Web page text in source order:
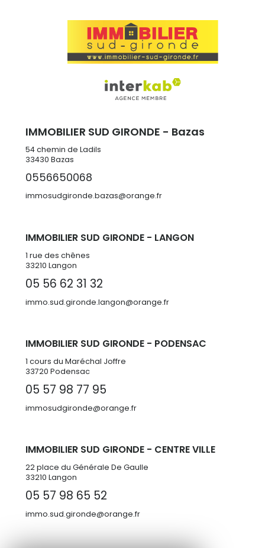
IMMOBILIER SUD GIRONDE - Bazas
54 chemin de Ladils
33430 Bazas
0556650068
immosudgironde.bazas@orange.fr
IMMOBILIER SUD GIRONDE - LANGON
1 rue des chênes
33210 Langon
05 56 62 31 32
immo.sud.gironde.langon@orange.fr
IMMOBILIER SUD GIRONDE - PODENSAC
1 cours du Maréchal Joffre
33720 Podensac
05 57 98 77 95
immosudgironde@orange.fr
IMMOBILIER SUD GIRONDE - CENTRE VILLE
22 place du Générale De Gaulle
33210 Langon
05 57 98 65 52
immo.sud.gironde@orange.fr